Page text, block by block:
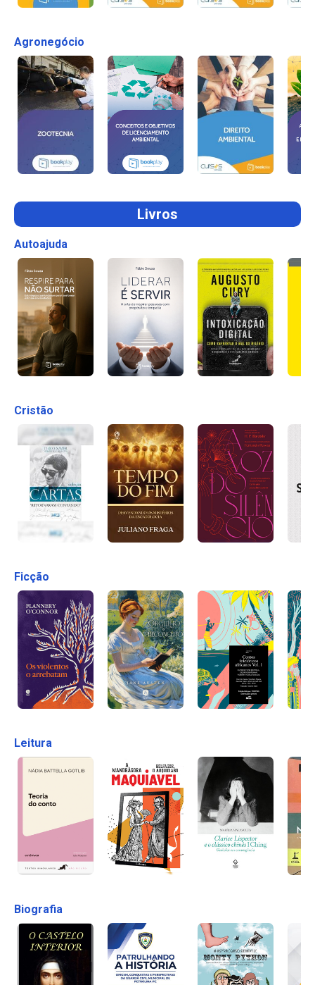
Agronegócio
Livros
Autoajuda
Cristão
Ficção
Leitura
Biografia